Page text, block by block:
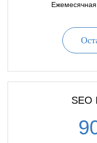
Ежемесячная
SEO